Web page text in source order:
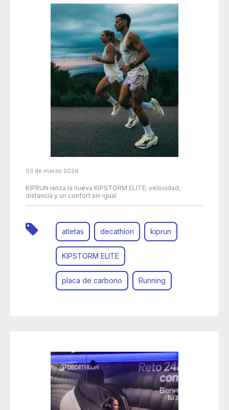
03 de marzo 2026
KIPRUN lanza la nueva KIPSTORM ELITE: velocidad,
distancia y un confort sin igual
atletas decathlon kiprun
KIPSTORM ELITE
placa de carbono Running